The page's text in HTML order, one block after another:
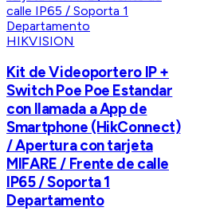
HIKVISION
Kit de Videoportero IP +
Switch Poe Poe Estandar
con llamada a App de
Smartphone (HikConnect)
/ Apertura con tarjeta
MIFARE / Frente de calle
IP65 / Soporta 1
Departamento